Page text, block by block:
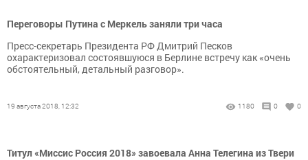
Переговоры Путина с Меркель заняли три часа
Пресс-секретарь Президента РФ Дмитрий Песков
охарактеризовал состоявшуюся в Берлине встречу как «очень
обстоятельный, детальный разговор».
19 августа 2018, 12:32 1180 0 0
Титул «Миссис Россия 2018» завоевала Анна Телегина из Твери